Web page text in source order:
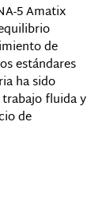
5 Amatix
de
estándares
ha sido
fluida y
de